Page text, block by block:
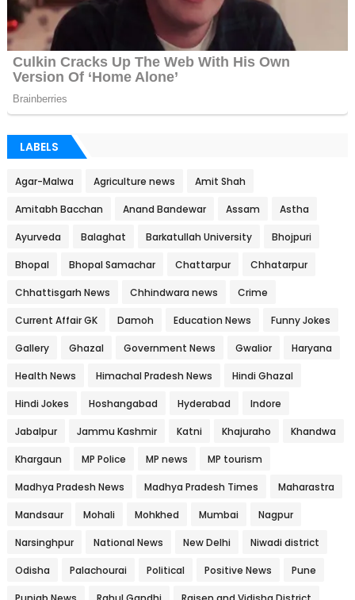
LABELS
Agar-Malwa Agriculture news Amit Shah
Amitabh Bacchan Anand Bandewar Assam Astha
Ayurveda Balaghat Barkatullah University Bhojpuri
Bhopal Bhopal Samachar Chattarpur Chhatarpur
Chhattisgarh News Chhindwara news Crime
Current Affair GK Damoh Education News Funny Jokes
Gallery Ghazal Government News Gwalior Haryana
Health News Himachal Pradesh News Hindi Ghazal
Hindi Jokes Hoshangabad Hyderabad Indore
Jabalpur Jammu Kashmir Katni Khajuraho Khandwa
Khargaun MP Police MP news MP tourism
Madhya Pradesh News Madhya Pradesh Times Maharastra
Mandsaur Mohali Mohkhed Mumbai Nagpur
Narsinghpur National News New Delhi Niwadi district
Odisha Palachourai Political Positive News Pune